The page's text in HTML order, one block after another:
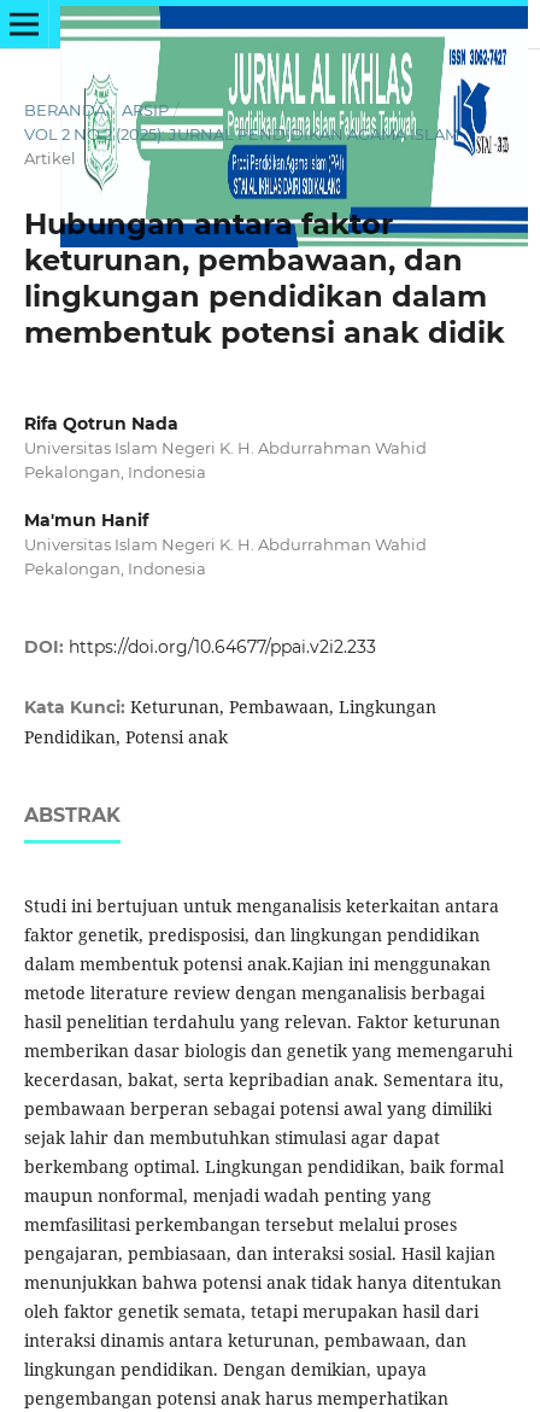
BERANDA / ARSIP /
VOL 2 NO 2 (2025): JURNAL PENDIDIKAN AGAMA ISLAM /
Artikel
Hubungan antara faktor
keturunan, pembawaan, dan
lingkungan pendidikan dalam
membentuk potensi anak didik
Rifa Qotrun Nada
Universitas Islam Negeri K. H. Abdurrahman Wahid
Pekalongan, Indonesia
Ma'mun Hanif
Universitas Islam Negeri K. H. Abdurrahman Wahid
Pekalongan, Indonesia
DOI: https://doi.org/10.64677/ppai.v2i2.233
Kata Kunci: Keturunan, Pembawaan, Lingkungan
Pendidikan, Potensi anak
ABSTRAK
Studi ini bertujuan untuk menganalisis keterkaitan antara
faktor genetik, predisposisi, dan lingkungan pendidikan
dalam membentuk potensi anak.Kajian ini menggunakan
metode literature review dengan menganalisis berbagai
hasil penelitian terdahulu yang relevan. Faktor keturunan
memberikan dasar biologis dan genetik yang memengaruhi
kecerdasan, bakat, serta kepribadian anak. Sementara itu,
pembawaan berperan sebagai potensi awal yang dimiliki
sejak lahir dan membutuhkan stimulasi agar dapat
berkembang optimal. Lingkungan pendidikan, baik formal
maupun nonformal, menjadi wadah penting yang
memfasilitasi perkembangan tersebut melalui proses
pengajaran, pembiasaan, dan interaksi sosial. Hasil kajian
menunjukkan bahwa potensi anak tidak hanya ditentukan
oleh faktor genetik semata, tetapi merupakan hasil dari
interaksi dinamis antara keturunan, pembawaan, dan
lingkungan pendidikan. Dengan demikian, upaya
pengembangan potensi anak harus memperhatikan